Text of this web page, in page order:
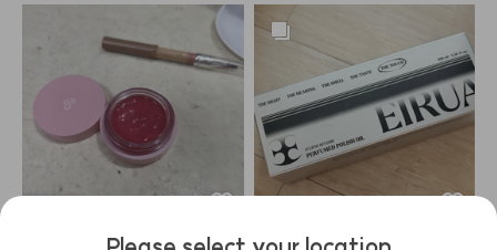
스타일링에 따라서 다른 분위기를
여러가지로 연출 가능한 스타일입
니당 🥴
모두 #단디 하시고 예뻐지세요☁️
#하움단아
하게 나고
피부속에 스며들어서 촉촉해지는
들어요! 세럼도 궁금했었는데 샘플
로 보내주셔서
같이 사용해 볼 수 있어서 좋아요☺️